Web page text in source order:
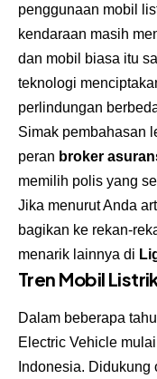
penggunaan mobil
kendaraan masih
dan mobil biasa itu
teknologi
perlindungan
Simak pembahasan
peran broker
memilih polis yang
Jika menurut Anda
bagikan ke rekan-
menarik lainnya di
Tren Mobil
Dalam beberapa
Electric Vehicle
Indonesia.